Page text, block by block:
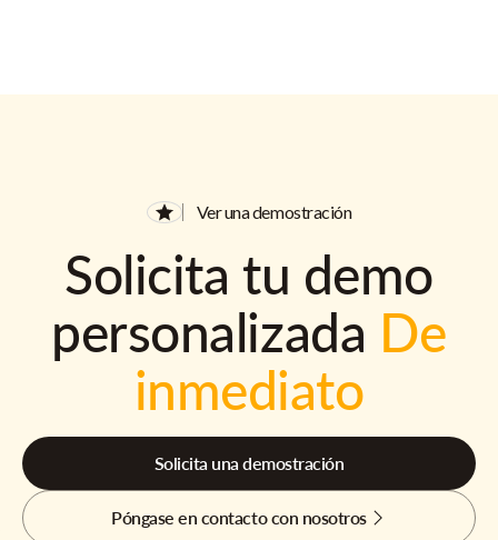
Ver una demostración
Solicita tu demo
personalizada De
inmediato
Solicita una demostración
Póngase en contacto con nosotros